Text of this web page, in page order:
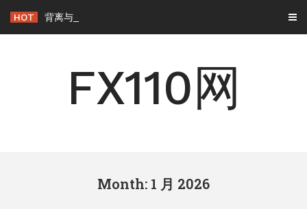
content
HOT 背离与背驰：一字之差，交易逻辑天壤之别
FX110网
Month: 1 月 2026